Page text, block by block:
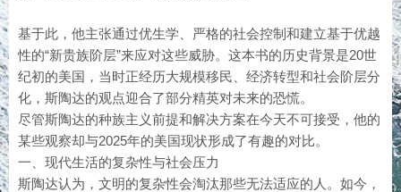
基于此，他主张通过优生学、严格的社会控制和建立基于优越
性的“新贵族阶层”来应对这些威胁。这本书的历史背景是20世
纪初的美国，当时正经历大规模移民、经济转型和社会阶层分
化，斯陶达的观点迎合了部分精英对未来的恐慌。
尽管斯陶达的种族主义前提和解决方案在今天不可接受，他的
某些观察却与2025年的美国现状形成了有趣的对比。
一、现代生活的复杂性与社会压力
斯陶达认为，文明的复杂性会淘汰那些无法适应的人。如今，